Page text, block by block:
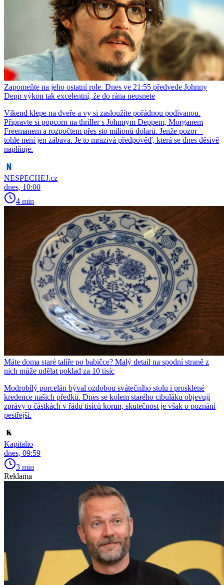
Zapomeňte na jeho ostatní role. Dnes ve 21:55 předvede Johnny
Depp výkon tak excelentní, že do rána neusnete
Víkend klepe na dveře a vy si zasloužíte pořádnou podívanou.
Připravte si popcorn na thriller s Johnnym Deppem, Morganem
Freemanem a rozpočtem přes sto milionů dolarů. Jenže pozor –
tohle není jen zábava. Je to mrazivá předpověď, která se dnes děsivě
naplňuje.
NESPECHEJ.cz
dnes, 10:00
4 min
Máte doma staré talíře po babičce? Malý detail na spodní straně z
nich může udělat poklad za 10 tisíc
Modrobílý porcelán býval ozdobou svátečního stolu i prosklené
kredence našich předků. Dnes se kolem starého cibuláku objevují
zprávy o částkách v řádu tisíců korun, skutečnost je však o poznání
pestřejší.
Kapitalio
dnes, 09:59
3 min
Reklama